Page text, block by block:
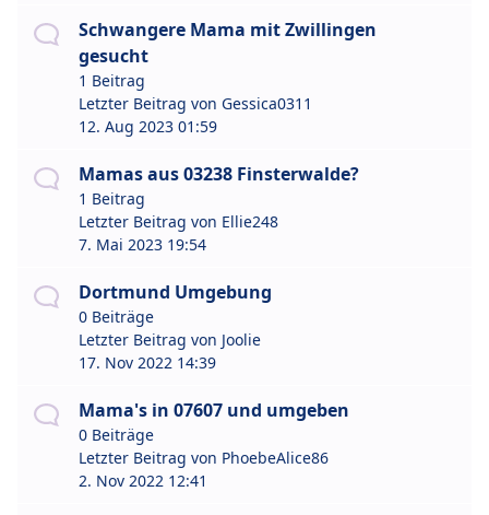
Schwangere Mama mit Zwillingen
gesucht
1 Beitrag
Letzter Beitrag von Gessica0311
12. Aug 2023 01:59
Mamas aus 03238 Finsterwalde?
1 Beitrag
Letzter Beitrag von Ellie248
7. Mai 2023 19:54
Dortmund Umgebung
0 Beiträge
Letzter Beitrag von Joolie
17. Nov 2022 14:39
Mama's in 07607 und umgeben
0 Beiträge
Letzter Beitrag von PhoebeAlice86
2. Nov 2022 12:41